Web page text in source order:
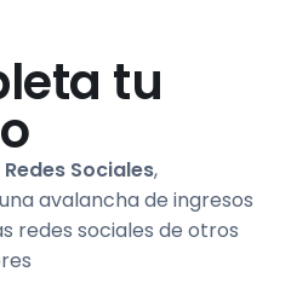
tu
Sociales,
avalancha de ingresos
redes sociales de otros